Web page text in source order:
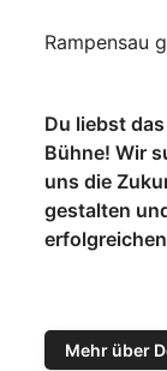
Rampensau
Du liebst
Bühne! Wir
uns die
gestalten
Mehr über